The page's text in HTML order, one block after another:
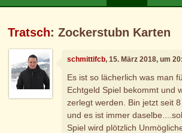
Tratsch: Zockerstubn Karten
schmittifcb, 15. März 2018, um
Es ist so lächerlich was man
Echtgeld Spiel bekommt und
zerlegt werden. Bin jetzt seit
und es ist immer
Spiel wird plötzlich